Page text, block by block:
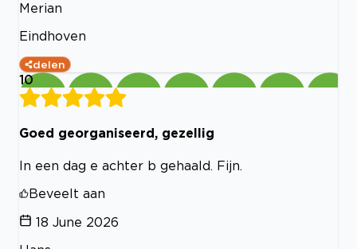
Merian
Eindhoven
delen
10
Goed georganiseerd, gezellig
In een dag e achter b gehaald. Fijn.
Beveelt aan
18 June 2026